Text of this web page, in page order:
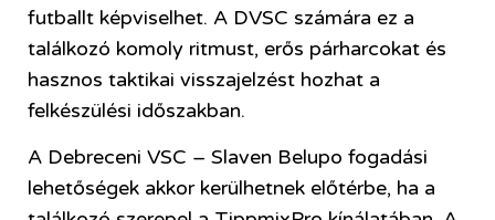
futballt képviselhet. A DVSC számára ez a
találkozó komoly ritmust, erős párharcokat és
hasznos taktikai visszajelzést hozhat a
felkészülési időszakban.
A Debreceni VSC – Slaven Belupo fogadási
lehetőségek akkor kerülhetnek előtérbe, ha a